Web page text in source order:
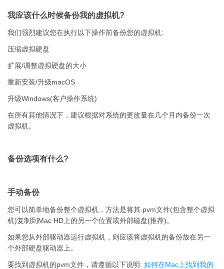
我应该什么时候备份我的虚拟机?
我们强烈建议您在执行以下操作前备份您的虚拟机:
压缩虚拟硬盘
扩展/调整虚拟硬盘的大小
重新安装/升级macOS
升级Windows(客户操作系统)
在所有其他情况下，建议根据对系统的更改量在几个月内备份一次
虚拟机。
备份选项有什么?
手动备份
您可以简单地备份整个虚拟机，方法是将其.pvm文件(包含整个虚拟
机)复制到Mac HD上的另一个位置或外部磁盘(推荐)。
如果您从外部驱动器运行虚拟机，则应该将虚拟机的备份放在另一
个外部硬盘驱动器上。
要找到虚拟机的pvm文件，请遵循以下说明: 如何在Mac上找到我的